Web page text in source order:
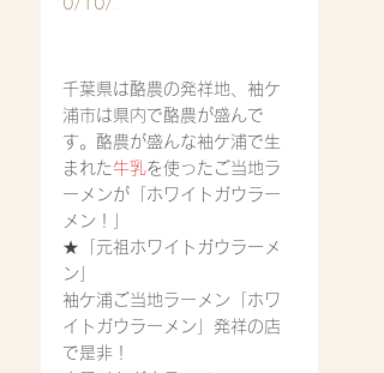
0/10/
千葉県は酪農の発祥地、袖ケ
浦市は県内で酪農が盛んで
す。酪農が盛んな袖ケ浦で生
まれた牛乳を使ったご当地ラ
ーメンが「ホワイトガウラー
メン！」
★「元祖ホワイトガウラーメ
ン」
袖ケ浦ご当地ラーメン「ホワ
イトガウラーメン」発祥の店
で是非！